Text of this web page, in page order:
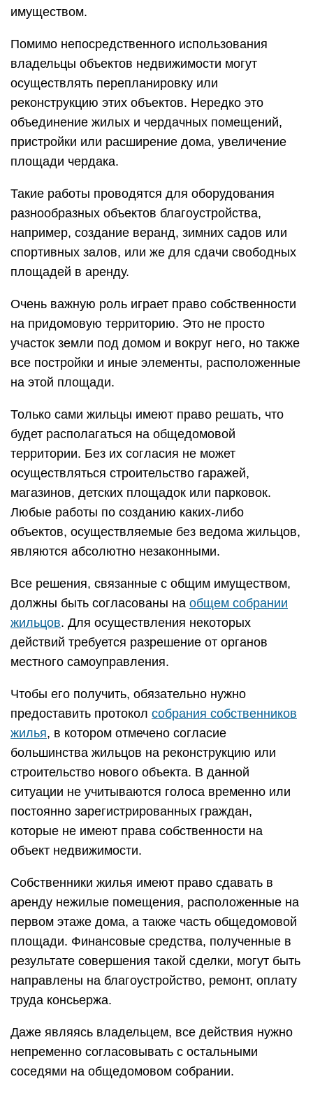
имуществом.
Помимо непосредственного использования
владельцы объектов недвижимости могут
осуществлять перепланировку или
реконструкцию этих объектов. Нередко это
объединение жилых и чердачных помещений,
пристройки или расширение дома, увеличение
площади чердака.
Такие работы проводятся для оборудования
разнообразных объектов благоустройства,
например, создание веранд, зимних садов или
спортивных залов, или же для сдачи свободных
площадей в аренду.
Очень важную роль играет право собственности
на придомовую территорию. Это не просто
участок земли под домом и вокруг него, но также
все постройки и иные элементы, расположенные
на этой площади.
Только сами жильцы имеют право решать, что
будет располагаться на общедомовой
территории. Без их согласия не может
осуществляться строительство гаражей,
магазинов, детских площадок или парковок.
Любые работы по созданию каких-либо
объектов, осуществляемые без ведома жильцов,
являются абсолютно незаконными.
Все решения, связанные с общим имуществом,
должны быть согласованы на общем собрании
жильцов. Для осуществления некоторых
действий требуется разрешение от органов
местного самоуправления.
Чтобы его получить, обязательно нужно
предоставить протокол собрания собственников
жилья, в котором отмечено согласие
большинства жильцов на реконструкцию или
строительство нового объекта. В данной
ситуации не учитываются голоса временно или
постоянно зарегистрированных граждан,
которые не имеют права собственности на
объект недвижимости.
Собственники жилья имеют право сдавать в
аренду нежилые помещения, расположенные на
первом этаже дома, а также часть общедомовой
площади. Финансовые средства, полученные в
результате совершения такой сделки, могут быть
направлены на благоустройство, ремонт, оплату
труда консьержа.
Даже являясь владельцем, все действия нужно
непременно согласовывать с остальными
соседями на общедомовом собрании.